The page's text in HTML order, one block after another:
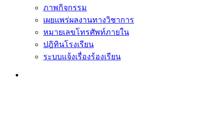
ภาพกิจกรรม
เผยแพร่ผลงานทางวิชาการ
หมายเลขโทรศัพท์ภายใน
ปฎิทินโรงเรียน
ระบบแจ้งเรื่องร้องเรียน